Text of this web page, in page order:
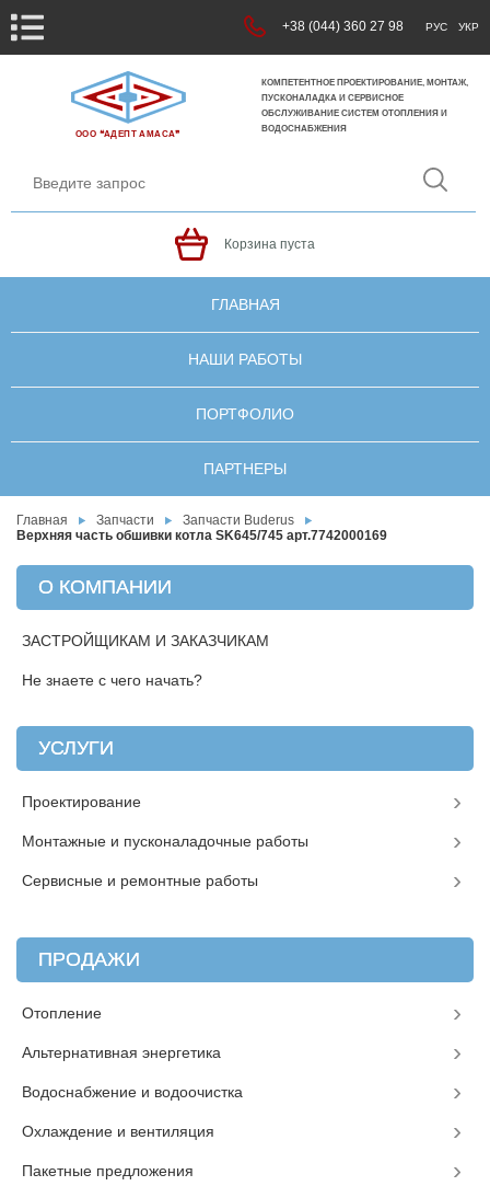
+38 (044) 360 27 98 РУС УКР
ООО ❝АДЕПТ АМАСА❞
КОМПЕТЕНТНОЕ ПРОЕКТИРОВАНИЕ, МОНТАЖ,
ПУСКОНАЛАДКА И СЕРВИСНОЕ
ОБСЛУЖИВАНИЕ СИСТЕМ ОТОПЛЕНИЯ И
ВОДОСНАБЖЕНИЯ
Корзина пуста
ГЛАВНАЯ
НАШИ РАБОТЫ
ПОРТФОЛИО
ПАРТНЕРЫ
Главная Запчасти
Запчасти Buderus
Верхняя часть обшивки котла SK645/745 арт.7742000169
О КОМПАНИИ
ЗАСТРОЙЩИКАМ И ЗАКАЗЧИКАМ
Не знаете с чего начать?
УСЛУГИ
Проектирование
Монтажные и пусконаладочные работы
Сервисные и ремонтные работы
ПРОДАЖИ
Отопление
Альтернативная энергетика
Водоснабжение и водоочистка
Охлаждение и вентиляция
Пакетные предложения